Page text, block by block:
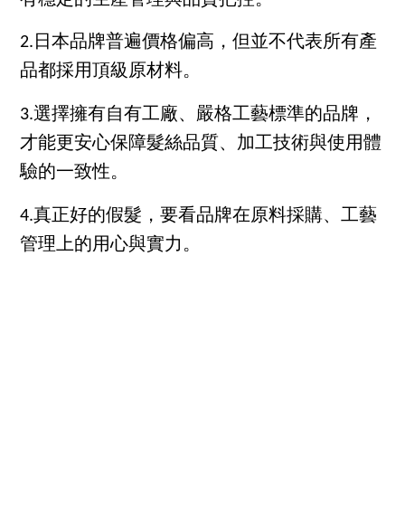
2.日本品牌普遍價格偏高，但並不代表所有產
品都採用頂級原材料。
3.選擇擁有自有工廠、嚴格工藝標準的品牌，
才能更安心保障髮絲品質、加工技術與使用體
驗的一致性。
4.真正好的假髮，要看品牌在原料採購、工藝
管理上的用心與實力。